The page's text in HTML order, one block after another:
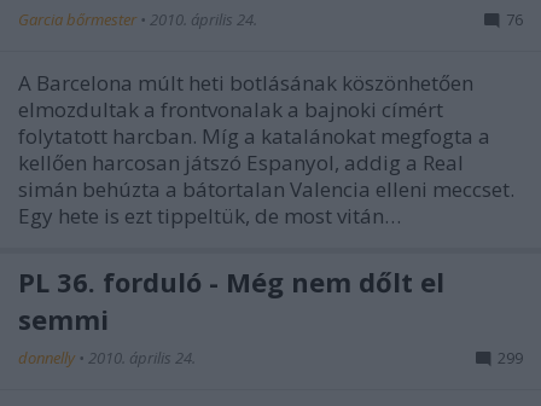
Garcia bőrmester • 2010. április 24. 76
A Barcelona múlt heti botlásának köszönhetően
elmozdultak a frontvonalak a bajnoki címért
folytatott harcban. Míg a katalánokat megfogta a
kellően harcosan játszó Espanyol, addig a Real
simán behúzta a bátortalan Valencia elleni meccset.
Egy hete is ezt tippeltük, de most vitán…
PL 36. forduló - Még nem dőlt el
semmi
donnelly • 2010. április 24. 299